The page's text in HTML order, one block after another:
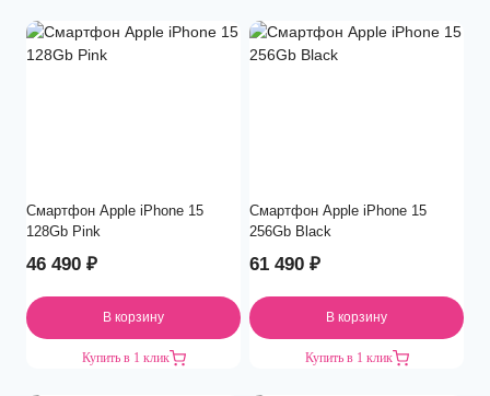
Смартфон Apple iPhone 15
128Gb Pink
46 490 ₽
В корзину
Купить в 1 клик
Смартфон Apple iPhone 15
256Gb Black
61 490 ₽
В корзину
Купить в 1 клик